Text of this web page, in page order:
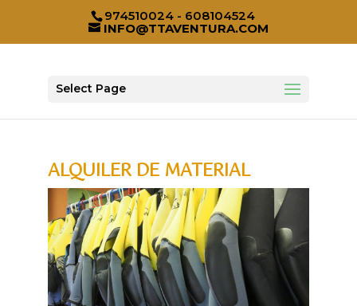
974510024 - 608104524
INFO@TTAVENTURA.COM
Select Page
ALQUILER DE MATERIAL